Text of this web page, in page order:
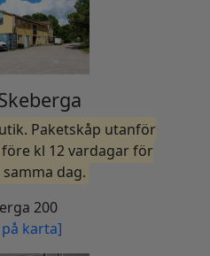
Paketskåp utanför
kl 12 vardagar för
dag.
200
karta]